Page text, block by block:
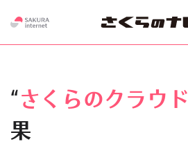
“ さくらのクラウド
果